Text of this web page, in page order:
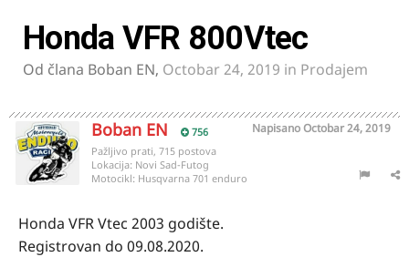
Honda VFR 800Vtec
Od člana Boban EN, Octobar 24, 2019 in Prodajem
Boban EN 756 NapisanoOctobar 24, 2019
Pažljivo prati, 715 postova
Lokacija: Novi Sad-Futog
Motocikl: Husqvarna 701 enduro
Honda VFR Vtec 2003 godište.
Registrovan do 09.08.2020.